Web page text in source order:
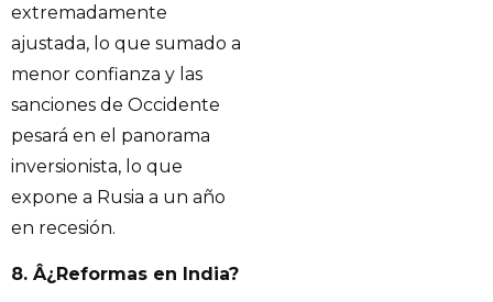
extremadamente
ajustada, lo que sumado a
menor confianza y las
sanciones de Occidente
pesará en el panorama
inversionista, lo que
expone a Rusia a un año
en recesión.
8. Â¿Reformas en India?